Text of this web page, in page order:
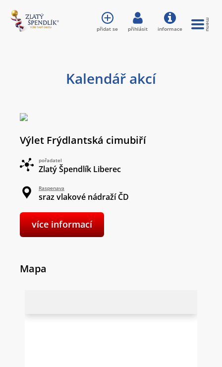
Kalendář akcí
Výlet Frýdlantská cimubiří
pořadatel
Zlatý Špendlík Liberec
Raspenava
sraz vlakové nádraží ČD
více informací
Mapa
přidat se přihlásit informace